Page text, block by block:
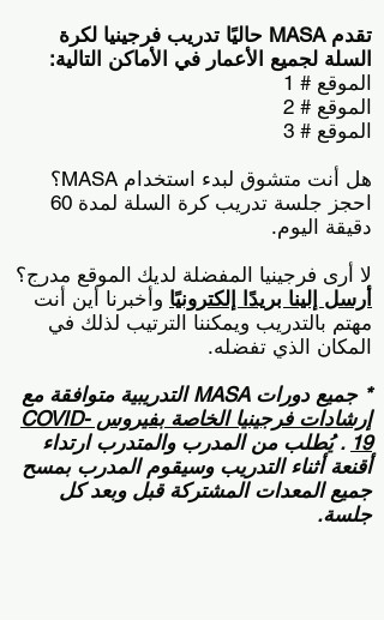
تقدم MASA حاليًا تدريب فرجينيا لكرة
السلة لجميع الأعمار في الأماكن التالية:
الموقع # 1
الموقع # 2
الموقع # 3
هل أنت متشوق لبدء استخدام MASA؟
احجز جلسة تدريب كرة السلة لمدة 60
دقيقة اليوم.
لا أرى فرجينيا المفضلة لديك الموقع مدرج؟
أرسل إلينا بريدًا إلكترونيًا وأخبرنا أين أنت
مهتم بالتدريب ويمكننا الترتيب لذلك في
المكان الذي تفضله.
* جميع دورات MASA التدريبية متوافقة مع
إرشادات فرجينيا الخاصة بفيروس COVID-
19 . يُطلب من المدرب والمتدرب ارتداء
أقنعة أثناء التدريب وسيقوم المدرب بمسح
جميع المعدات المشتركة قبل وبعد كل
جلسة.